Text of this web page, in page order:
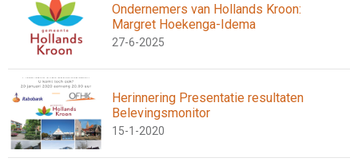
Ondernemers van Hollands Kroon:
Margret Hoekenga-Idema
27-6-2025
Herinnering Presentatie resultaten
Belevingsmonitor
15-1-2020